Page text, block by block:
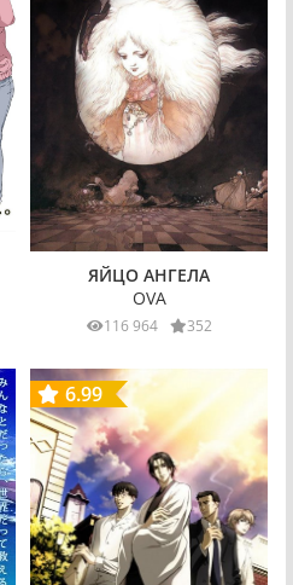
ЯЙЦО АНГЕЛА
OVA
116 964 352
6.99